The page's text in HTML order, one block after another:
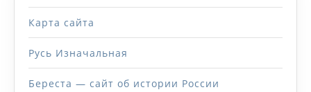
Карта сайта
Русь Изначальная
Береста — сайт об истории России